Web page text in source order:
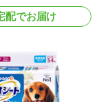
配でお届け